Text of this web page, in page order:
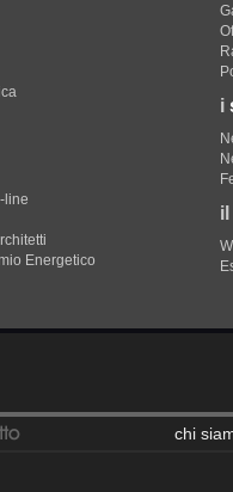
line
Energetico
i
il
chi